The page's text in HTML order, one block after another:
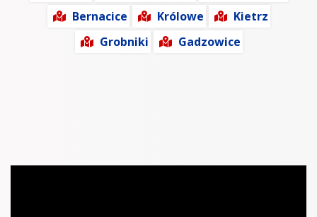
Bernacice
Królowe
Kietrz
Grobniki
Gadzowice